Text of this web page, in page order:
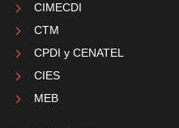
CIMECDI
CTM
CPDI y CENATEL
CIES
MEB